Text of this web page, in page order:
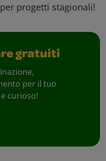
progetti stagionali!
gratuiti
per il tuo
curioso!